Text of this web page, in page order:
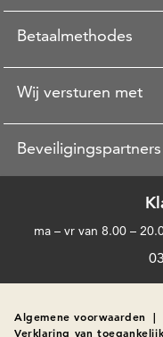
Betaalmethodes
Wij versturen met
Beveiligingspartners
ma – vr van 8.00 –
Algemene voorwaarden |
Verklaring van